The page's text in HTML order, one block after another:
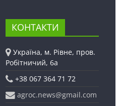
КОНТАКТИ
Україна, м. Рівне, пров.
Робітничий, 6а
+38 067 364 71 72
agroc.news@gmail.com